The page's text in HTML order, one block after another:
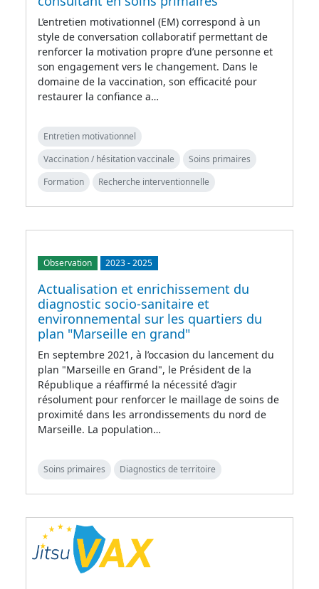
L’entretien motivationnel (EM) correspond à un
style de conversation collaboratif permettant de
renforcer la motivation propre d’une personne et
son engagement vers le changement. Dans le
domaine de la vaccination, son efficacité pour
restaurer la confiance a…
Entretien motivationnel
Vaccination / hésitation vaccinale
Soins primaires
Formation
Recherche interventionnelle
Observation 2023-2025
Actualisation et enrichissement du
diagnostic socio-sanitaire et
environnemental sur les quartiers du
plan "Marseille en grand"
En septembre 2021, à l’occasion du lancement du
plan "Marseille en Grand", le Président de la
République a réaffirmé la nécessité d’agir
résolument pour renforcer le maillage de soins de
proximité dans les arrondissements du nord de
Marseille. La population…
Soins primaires Diagnostics de territoire